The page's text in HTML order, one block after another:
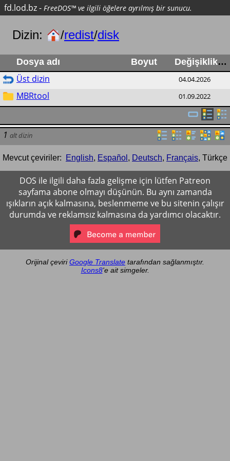
fd.lod.bz- FreeDOS™ ve ilgili öğelere ayrılmış bir sunucu.
Dizin: /redist/disk
Dosya adı Boyut Değişiklik
Üst dizin 04.04.2026
MBRtool 01.09.2022
1 alt dizin
Mevcut çeviriler: English, Español , Deutsch, Français, Türkçe
DOS ile ilgili daha fazla gelişme için lütfen Patreon
sayfama abone olmayı düşünün. Bu aynı zamanda
ışıkların açık kalmasına, beslenmeme ve bu sitenin çalışır
durumda ve reklamsız kalmasına da yardımcı olacaktır.
Orijinal çeviriGoogle Translate tarafından sağlanmıştır.
Icons8'e ait simgeler.